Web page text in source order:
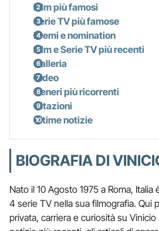
Film più famosi
Serie TV più famose
Premi e nomination
Film e Serie TV più recenti
Galleria
Video
Generi più ricorrenti
Citazioni
Ultime notizie
BIOGRAFIA DI
Nato il 10 Agosto 1975 a Roma,
4 serie TV nella sua filmografia. Qui
privata, carriera e curiosità su